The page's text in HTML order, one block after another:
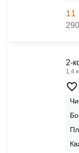
11
2-
1.4